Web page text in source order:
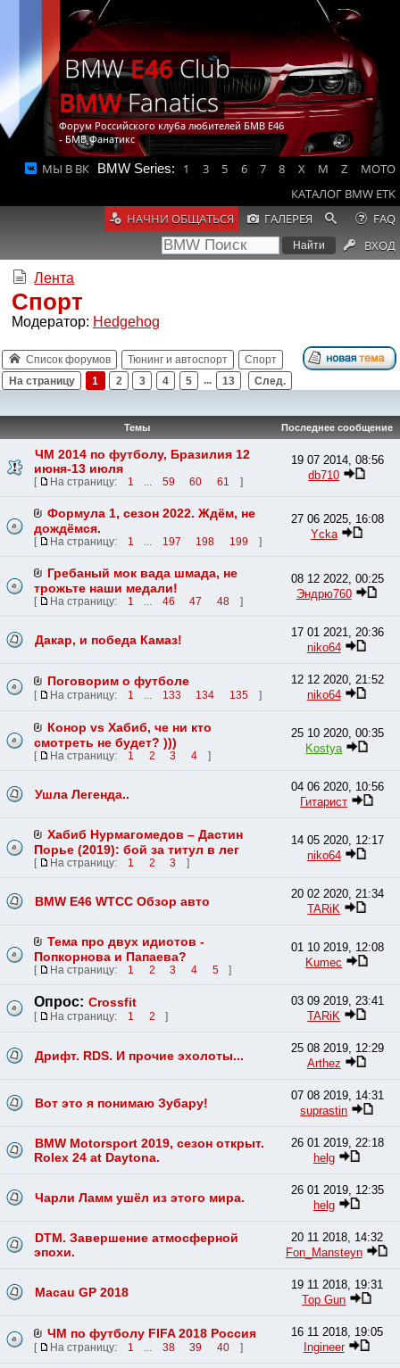
BMWE46Club
BMWFanatics
Форум Российского клуба любителей БМВ Е46
- БМВ Фанатикс
МЫ В ВК BMW Series: 1 3 5 6 7 8 X M Z
MOTO
КАТАЛОГ BMW ETK
НАЧНИ ОБЩАТЬСЯ
ГАЛЕРЕЯ
FAQ
ВХОД
Лента
Спорт
Модератор: Hedgehog
Список форумов Тюнинг и автоспорт
Спорт
На страницу
1 2 3 4 5 ... 13 След.
Темы Последнее сообщение
ЧМ 2014 по футболу, Бразилия 12
июня-13 июля
[ На страницу: 1 ... 59 60 61 ]
19 07 2014, 08:56
db710
Формула 1, сезон 2022. Ждём, не
дождёмся.
[ На страницу: 1 ... 197 198 199 ]
27 06 2025, 16:08
Ycka
Гребаный мок вада шмада, не
трожьте наши медали!
[ На страницу: 1 ... 46 47 48 ]
08 12 2022, 00:25
Эндрю760
Дакар, и победа Камаз!
17 01 2021, 20:36
niko64
Поговорим о футболе
[ На страницу: 1 ... 133 134 135 ]
12 12 2020, 21:52
niko64
Конор vs Хабиб, че ни кто
смотреть не будет? )))
[ На страницу: 1 2 3 4 ]
25 10 2020, 00:35
Kostya
Ушла Легенда..
04 06 2020, 10:56
Гитарист
Хабиб Нурмагомедов – Дастин
Порье (2019): бой за титул в лег
[ На страницу: 1 2 3 ]
14 05 2020, 12:17
niko64
BMW E46 WTCC Обзор авто
20 02 2020, 21:34
TARiK
Тема про двух идиотов -
Попкорнова и Папаева?
[ На страницу: 1 2 3 4 5 ]
01 10 2019, 12:08
Kumec
Опрос: Crossfit
[ На страницу: 1 2 ]
03 09 2019, 23:41
TARiK
Дрифт. RDS. И прочие эхолоты...
25 08 2019, 12:29
Arthez
Вот это я понимаю Зубару!
07 08 2019, 14:31
suprastin
BMW Motorsport 2019, сезон открыт.
Rolex 24 at Daytona.
26 01 2019, 22:18
helg
Чарли Ламм ушёл из этого мира.
26 01 2019, 12:35
helg
DTM. Завершение атмосферной
эпохи.
20 11 2018, 14:32
Fon_Mansteyn
Macau GP 2018
19 11 2018, 19:31
Top Gun
ЧМ по футболу FIFA 2018 Россия
[ На страницу: 1 ... 38 39 40 ]
16 11 2018, 19:05
Ingineer